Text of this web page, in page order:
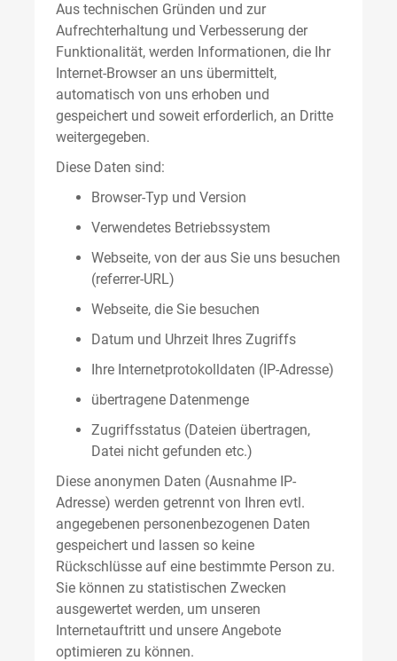
Aus technischen Gründen und zur
Aufrechterhaltung und Verbesserung der
Funktionalität, werden Informationen, die Ihr
Internet-Browser an uns übermittelt,
automatisch von uns erhoben und
gespeichert und soweit erforderlich, an Dritte
weitergegeben.
Diese Daten sind:
Browser-Typ und Version
Verwendetes Betriebssystem
Webseite, von der aus Sie uns besuchen
(referrer-URL)
Webseite, die Sie besuchen
Datum und Uhrzeit Ihres Zugriffs
Ihre Internetprotokolldaten (IP-Adresse)
übertragene Datenmenge
Zugriffsstatus (Dateien übertragen,
Datei nicht gefunden etc.)
Diese anonymen Daten (Ausnahme IP-
Adresse) werden getrennt von Ihren evtl.
angegebenen personenbezogenen Daten
gespeichert und lassen so keine
Rückschlüsse auf eine bestimmte Person zu.
Sie können zu statistischen Zwecken
ausgewertet werden, um unseren
Internetauftritt und unsere Angebote
optimieren zu können.